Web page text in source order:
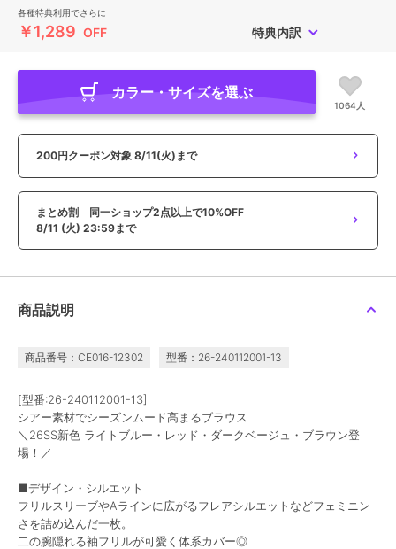
各種特典利用でさらに
￥1,289 OFF 特典内訳
カラー・サイズを選ぶ
1064人
200円クーポン対象 8/11(火)まで
まとめ割 同一ショップ2点以上で10%OFF
8/11 (火) 23:59まで
商品説明
商品番号：CE016-12302 型番：26-240112001-13
[型番:26-240112001-13]
シアー素材でシーズンムード高まるブラウス
＼26SS新色 ライトブルー・レッド・ダークベージュ・ブラウン登
場！／
■デザイン・シルエット
フリルスリーブやAラインに広がるフレアシルエットなどフェミニン
さを詰め込んだ一枚。
二の腕隠れる袖フリルが可愛く体系カバー◎